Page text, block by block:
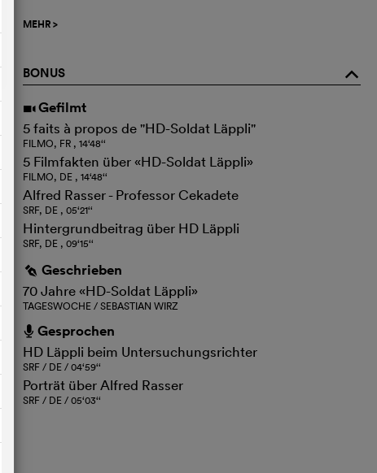
MEHR>
BONUS o
i Gefilmt
5 faits à propos de "HD-Soldat Läppli"
FILMO, FR , 14‘48‘‘
5 Filmfakten über «HD-Soldat Läppli»
FILMO, DE , 14‘48‘‘
Alfred Rasser - Professor Cekadete
SRF, DE , 05‘21‘‘
Hintergrundbeitrag über HD Läppli
SRF, DE , 09‘15‘‘
g Geschrieben
70 Jahre «HD-Soldat Läppli»
TAGESWOCHE / SEBASTIAN WIRZ
h Gesprochen
HD Läppli beim Untersuchungsrichter
SRF / DE / 04‘59‘‘
Porträt über Alfred Rasser
SRF / DE / 05‘03‘‘